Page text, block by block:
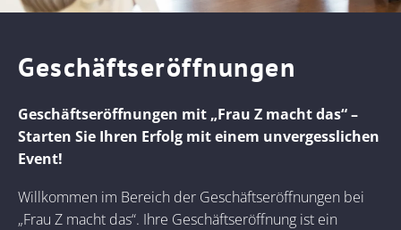
Geschäftseröffnungen
Geschäftseröffnungen mit „Frau Z macht das“ –
Starten Sie Ihren Erfolg mit einem unvergesslichen
Event!
Willkommen im Bereich der Geschäftseröffnungen bei
„Frau Z macht das“. Ihre Geschäftseröffnung ist ein